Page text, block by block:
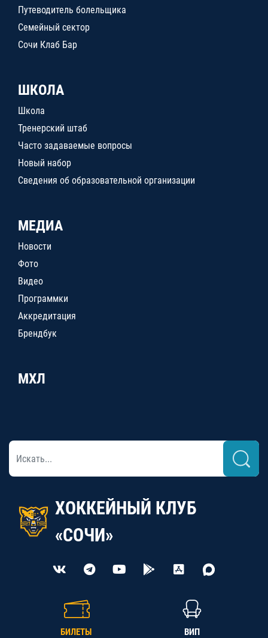
Путеводитель болельщика
Семейный сектор
Сочи Клаб Бар
ШКОЛА
Школа
Тренерский штаб
Часто задаваемые вопросы
Новый набор
Сведения об образовательной организации
МЕДИА
Новости
Фото
Видео
Программки
Аккредитация
Брендбук
МХЛ
ХОККЕЙНЫЙ КЛУБ
«СОЧИ»
БИЛЕТЫ ВИП